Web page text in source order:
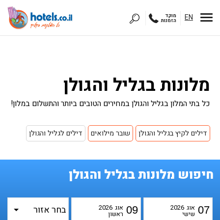
EN מוקד
הזמנות
מלונות בגליל והגולן
כל בתי המלון בגליל והגולן במחירים הטובים ביותר והתשלום במלון!
דילים לקיץ בגליל והגולן שובר מילואים דילים לגליל והגולן
חיפוש מלונות בגליל והגולן
07 אוג 2026
שישי 09 אוג 2026
ראשון